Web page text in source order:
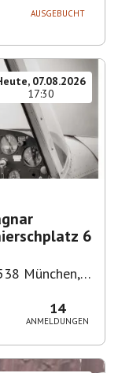
AUSGEBUCHT
07.08.2026
17:30
6
München,
14
ANMELDUNGEN